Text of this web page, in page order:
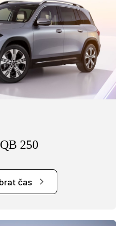
250
čas